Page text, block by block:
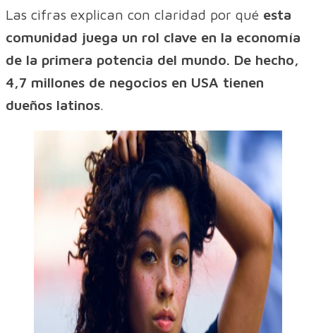
Las cifras explican con claridad por qué esta
comunidad juega un rol clave en la economía
de la primera potencia del mundo. De hecho,
4,7 millones de negocios en USA tienen
dueños latinos.